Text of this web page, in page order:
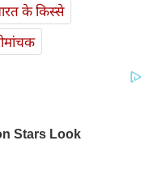
के किस्से